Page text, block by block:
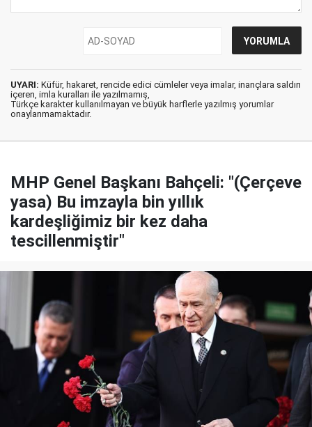
UYARI: Küfür, hakaret, rencide edici cümleler veya imalar, inançlara saldırı
içeren, imla kuralları ile yazılmamış,
Türkçe karakter kullanılmayan ve büyük harflerle yazılmış yorumlar
onaylanmamaktadır.
MHP Genel Başkanı Bahçeli: "(Çerçeve
yasa) Bu imzayla bin yıllık
kardeşliğimiz bir kez daha
tescillenmiştir"